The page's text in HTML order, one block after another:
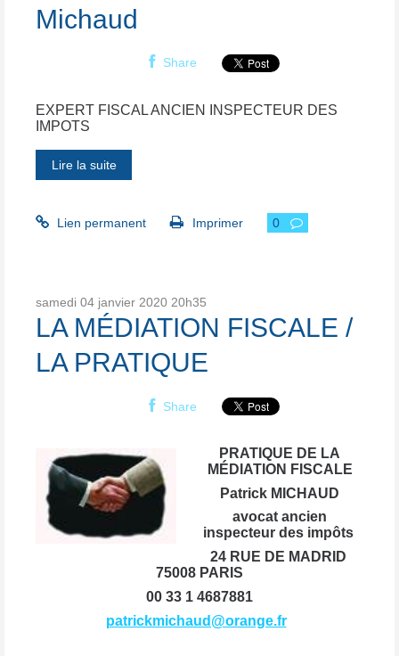
Michaud
Share
EXPERT FISCAL ANCIEN INSPECTEUR DES
IMPOTS
Lire la suite
Lien permanent Imprimer 0
samedi 04 janvier 2020 20h35
LA MÉDIATION FISCALE /
LA PRATIQUE
Share
PRATIQUE DE LA
MÉDIATION FISCALE
Patrick MICHAUD
avocat ancien
inspecteur des impôts
24 RUE DE MADRID
75008 PARIS
00 33 1 4687881
patrickmichaud@orange.fr